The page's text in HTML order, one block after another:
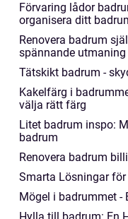
Förvaring lådor
organisera ditt
Renovera badrum
spännande utmaning
Tätskikt badrum -
Kakelfärg i
välja rätt färg
Litet badrum inspo:
badrum
Renovera badrum
Smarta Lösningar
Mögel i badrummet -